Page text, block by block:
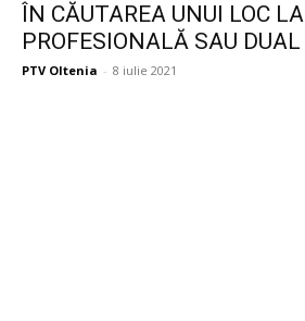
ÎN CĂUTAREA UNUI LOC LA
PROFESIONALĂ SAU DUAL
PTV Oltenia - 8 iulie 2021